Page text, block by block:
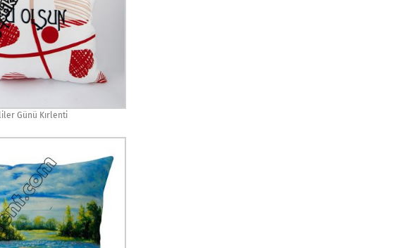
Günü Kırlenti